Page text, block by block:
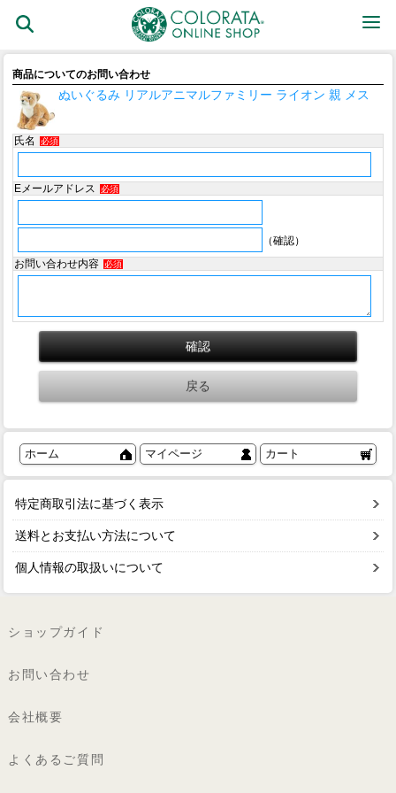
商品についてのお問い合わせ
ぬいぐるみ リアルアニマルファミリー ライオン 親 メス
氏名 必須
Eメールアドレス 必須
（確認）
お問い合わせ内容 必須
ホーム マイページ カート
特定商取引法に基づく表示
送料とお支払い方法について
個人情報の取扱いについて
ショップガイド
お問い合わせ
会社概要
よくあるご質問